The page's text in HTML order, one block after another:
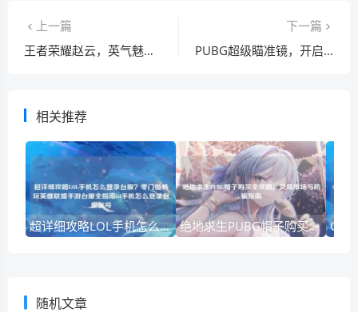
上一篇
王者荣耀赵云，英气魅力与帅气形象探究
下一篇
PUBG超级瞄准镜，开启射击新视界
相关推荐
超详细攻略LOL手机怎么登录台服？零门槛畅玩英雄联盟手游台服全指南lol手机怎么登录台服账号 绝地求生PUBG帽子购买全攻略，交易市场与防骗指南
随机文章